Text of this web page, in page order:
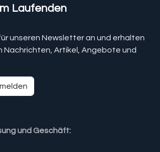
Laufenden
unseren Newsletter an und erhalten
Nachrichten, Artikel, Angebote und
und Geschäft: